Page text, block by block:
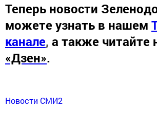
Теперь новости
можете узнать в нашем
канале, а также читайте
«Дзен».
Новости СМИ2